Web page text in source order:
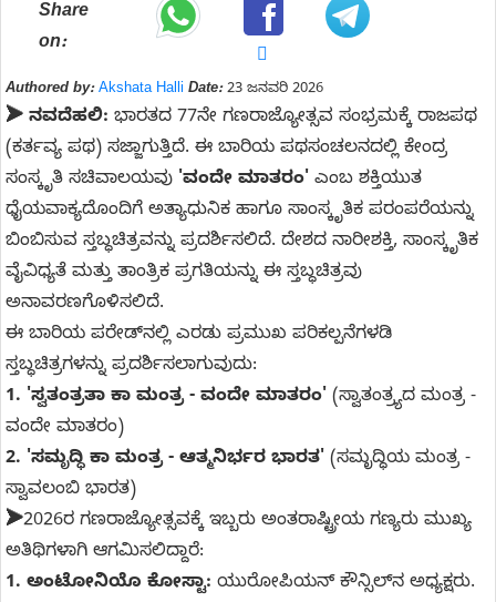
Share
on:
Authored by: Akshata Halli Date:23 ಜನವರಿ 2026
➤ ನವದೆಹಲಿ: ಭಾರತದ 77ನೇ ಗಣರಾಜ್ಯೋತ್ಸವ ಸಂಭ್ರಮಕ್ಕೆ ರಾಜಪಥ
(ಕರ್ತವ್ಯ ಪಥ) ಸಜ್ಜಾಗುತ್ತಿದೆ. ಈ ಬಾರಿಯ ಪಥಸಂಚಲನದಲ್ಲಿ ಕೇಂದ್ರ
ಸಂಸ್ಕೃತಿ ಸಚಿವಾಲಯವು 'ವಂದೇ ಮಾತರಂ' ಎಂಬ ಶಕ್ತಿಯುತ
ಧೈಯವಾಕ್ಯದೊಂದಿಗೆ ಅತ್ಯಾಧುನಿಕ ಹಾಗೂ ಸಾಂಸ್ಕೃತಿಕ ಪರಂಪರೆಯನ್ನು
ಬಿಂಬಿಸುವ ಸ್ತಬ್ಧಚಿತ್ರವನ್ನು ಪ್ರದರ್ಶಿಸಲಿದೆ. ದೇಶದ ನಾರೀಶಕ್ತಿ, ಸಾಂಸ್ಕೃತಿಕ
ವೈವಿಧ್ಯತೆ ಮತ್ತು ತಾಂತ್ರಿಕ ಪ್ರಗತಿಯನ್ನು ಈ ಸ್ತಬ್ಧಚಿತ್ರವು
ಅನಾವರಣಗೊಳಿಸಲಿದೆ.
ಈ ಬಾರಿಯ ಪರೇಡ್‌ನಲ್ಲಿ ಎರಡು ಪ್ರಮುಖ ಪರಿಕಲ್ಪನೆಗಳಡಿ
ಸ್ತಬ್ಧಚಿತ್ರಗಳನ್ನು ಪ್ರದರ್ಶಿಸಲಾಗುವುದು:
1. 'ಸ್ವತಂತ್ರತಾ ಕಾ ಮಂತ್ರ - ವಂದೇ ಮಾತರಂ' (ಸ್ವಾತಂತ್ರ್ಯದ ಮಂತ್ರ -
ವಂದೇ ಮಾತರಂ)
2. 'ಸಮೃದ್ಧಿ ಕಾ ಮಂತ್ರ - ಆತ್ಮನಿರ್ಭರ ಭಾರತ' (ಸಮೃದ್ಧಿಯ ಮಂತ್ರ -
ಸ್ವಾವಲಂಬಿ ಭಾರತ)
➤2026ರ ಗಣರಾಜ್ಯೋತ್ಸವಕ್ಕೆ ಇಬ್ಬರು ಅಂತರಾಷ್ಟ್ರೀಯ ಗಣ್ಯರು ಮುಖ್ಯ
ಅತಿಥಿಗಳಾಗಿ ಆಗಮಿಸಲಿದ್ದಾರೆ:
1. ಅಂಟೋನಿಯೊ ಕೋಸ್ಟಾ: ಯುರೋಪಿಯನ್ ಕೌನ್ಸಿಲ್‌ನ ಅಧ್ಯಕ್ಷರು.